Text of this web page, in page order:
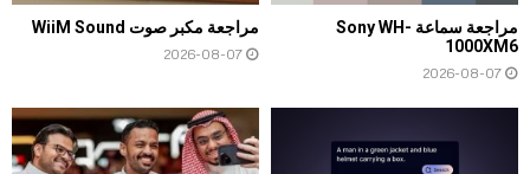
مراجعة سماعة Sony WH-
1000XM6
2026-08-07
مراجعة مكبر صوت WiiM Sound
2026-08-07